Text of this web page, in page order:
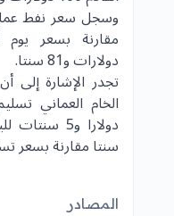
دولارات و81 سنتا.
تجدر الإشارة إلى
سنتا مقارنة بسعر
المصادر